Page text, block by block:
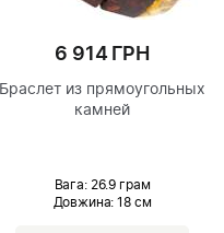
6 914 ГРН
Браслет из прямоугольных
камней
Вага: 26.9 грам
Довжина: 18 см